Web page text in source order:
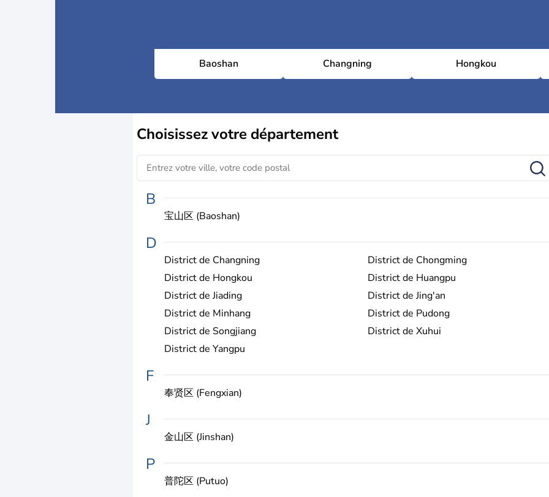
Baoshan Changning Hongkou
Choisissezvotre département
B
宝山区 (Baoshan)
D
District de Changning
District de Chongming
District de Hongkou
District de Huangpu
District de Jiading
District de Jing'an
District de Minhang
District de Pudong
District de Songjiang
District de Xuhui
District de Yangpu
F
奉贤区 (Fengxian)
J
金山区 (Jinshan)
P
普陀区 (Putuo)